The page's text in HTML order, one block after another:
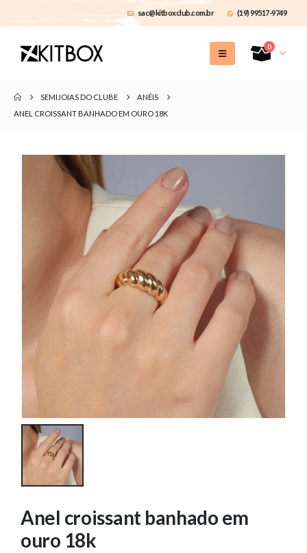
sac@kitboxclub.com.br (19) 99517-9749
0
SEMIJOIAS DO CLUBE
ANÉIS
ANEL CROISSANT BANHADO EM OURO 18K
Anel croissant banhado em
ouro 18k